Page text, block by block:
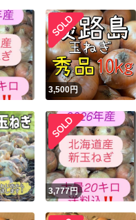
3,500円
3,777円